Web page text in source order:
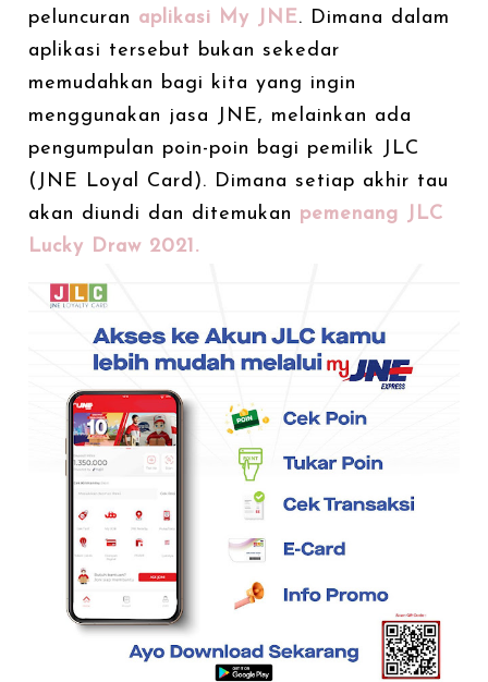
peluncuran aplikasi My JNE. Dimana dalam
aplikasi tersebut bukan sekedar
memudahkan bagi kita yang ingin
menggunakan jasa JNE, melainkan ada
pengumpulan poin-poin bagi pemilik JLC
(JNE Loyal Card). Dimana setiap akhir tau
akan diundi dan ditemukan pemenang JLC
Lucky Draw 2021.